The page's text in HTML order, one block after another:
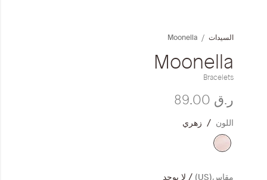
السيدات Moonella
Moonella
Bracelets
ر.ق‏ 89.00
اللون زهري
مقاس(US) لا يوجد